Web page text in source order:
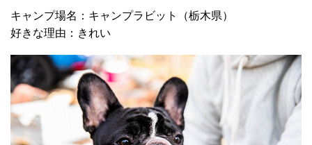
キャンプ場名：キャンプラビット（栃木県）
好きな理由：きれい